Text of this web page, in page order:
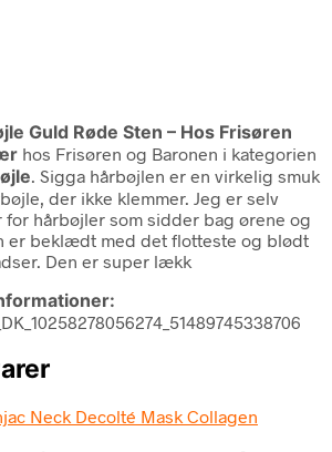
Guld Røde Sten – Hos Frisøren
hos Frisøren og Baronen i kategorien
. Sigga hårbøjlen er en virkelig smuk
der ikke klemmer. Jeg er selv
hårbøjler som sidder bag ørene og
er beklædt med det flotteste og blødt
Den er super lækk